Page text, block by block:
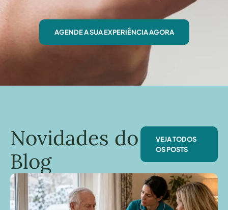
AGENDE A SUA EXPERIÊNCIA AGORA
Novidades do
Blog
VEJA TODOS
OS POSTS